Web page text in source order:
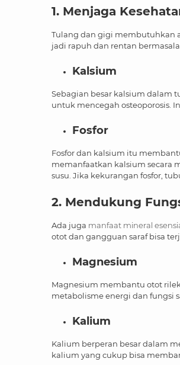
1. Menjaga
Tulang dan gigi membutuhkan
jadi rapuh dan rentan
Kalsium
Sebagian besar kalsium dalam
untuk mencegah osteoporosis.
Fosfor
Fosfor dan kalsium itu
memanfaatkan kalsium secara
susu. Jika kekurangan fosfor,
2. Mendukung
Ada juga manfaat mineral
otot dan gangguan saraf bisa
Magnesium
Magnesium membantu otot
metabolisme energi dan fungsi
Kalium
Kalium berperan besar dalam
kalium yang cukup bisa